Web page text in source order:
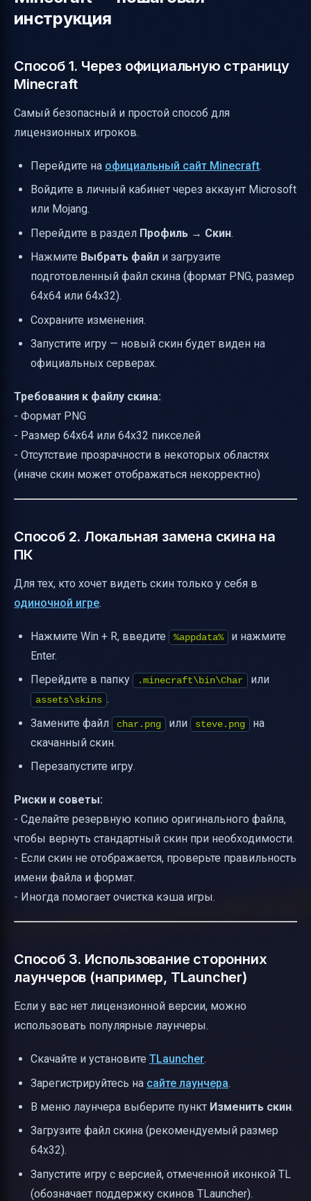
инструкция
Способ 1. Через официальную страницу
Minecraft
Самый безопасный и простой способ для
лицензионных игроков.
Перейдите на официальный сайт Minecraft.
Войдите в личный кабинет через аккаунт Microsoft
или Mojang.
Перейдите в раздел Профиль → Скин.
Нажмите Выбрать файл и загрузите
подготовленный файл скина (формат PNG, размер
64x64 или 64x32).
Сохраните изменения.
Запустите игру — новый скин будет виден на
официальных серверах.
Требования к файлу скина:
- Формат PNG
- Размер 64x64 или 64x32 пикселей
- Отсутствие прозрачности в некоторых областях
(иначе скин может отображаться некорректно)
Способ 2. Локальная замена скина на
ПК
Для тех, кто хочет видеть скин только у себя в
одиночной игре.
Нажмите Win + R, введите %appdata%
и нажмите
Enter.
Перейдите в папку
.minecraft\bin\Char или
assets\skins .
Замените файл
char.png или steve.png
на
скачанный скин.
Перезапустите игру.
Риски и советы:
- Сделайте резервную копию оригинального файла,
чтобы вернуть стандартный скин при необходимости.
- Если скин не отображается, проверьте правильность
имени файла и формат.
- Иногда помогает очистка кэша игры.
Способ 3. Использование сторонних
лаунчеров (например, TLauncher)
Если у вас нет лицензионной версии, можно
использовать популярные лаунчеры.
Скачайте и установите TLauncher.
Зарегистрируйтесь на сайте лаунчера.
В меню лаунчера выберите пункт Изменить скин.
Загрузите файл скина (рекомендуемый размер
64x32).
Запустите игру с версией, отмеченной иконкой TL
(обозначает поддержку скинов TLauncher).